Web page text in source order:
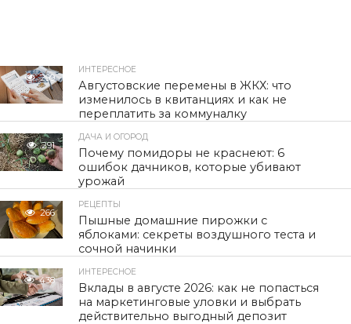
299
ИНТЕРЕСНОЕ
Августовские перемены в ЖКХ: что
изменилось в квитанциях и как не
переплатить за коммуналку
291
ДАЧА И ОГОРОД
Почему помидоры не краснеют: 6
ошибок дачников, которые убивают
урожай
266
РЕЦЕПТЫ
Пышные домашние пирожки с
яблоками: секреты воздушного теста и
сочной начинки
438
ИНТЕРЕСНОЕ
Вклады в августе 2026: как не попасться
на маркетинговые уловки и выбрать
действительно выгодный депозит